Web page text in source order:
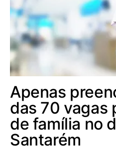
Apenas
das 70 vagas
de família no
Santarém